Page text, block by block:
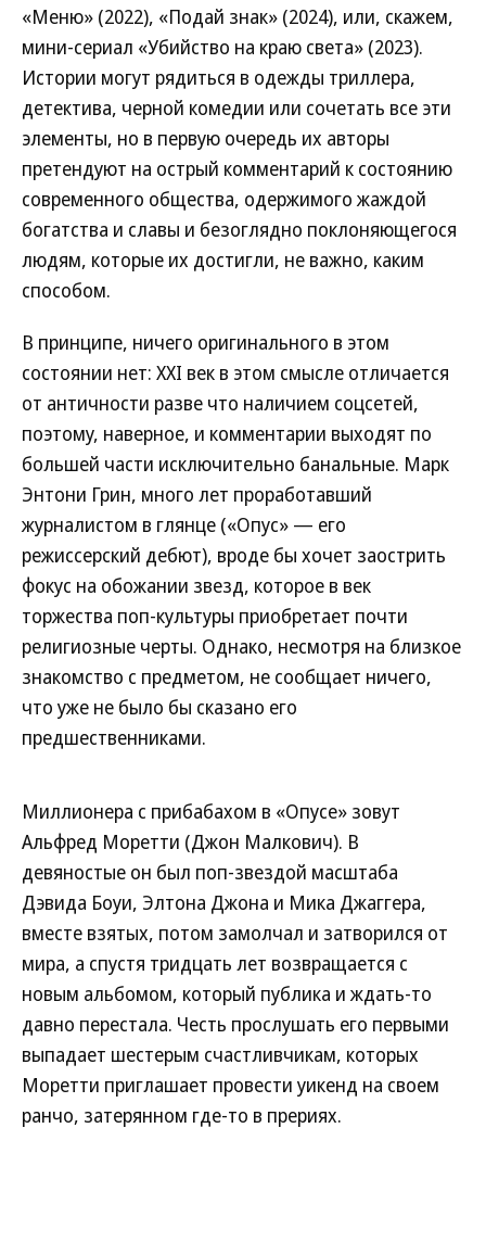
«Меню» (2022), «Подай знак» (2024), или, скажем,
мини-сериал «Убийство на краю света» (2023).
Истории могут рядиться в одежды триллера,
детектива, черной комедии или сочетать все эти
элементы, но в первую очередь их авторы
претендуют на острый комментарий к состоянию
современного общества, одержимого жаждой
богатства и славы и безоглядно поклоняющегося
людям, которые их достигли, не важно, каким
способом.
В принципе, ничего оригинального в этом
состоянии нет: XXI век в этом смысле отличается
от античности разве что наличием соцсетей,
поэтому, наверное, и комментарии выходят по
большей части исключительно банальные. Марк
Энтони Грин, много лет проработавший
журналистом в глянце («Опус» — его
режиссерский дебют), вроде бы хочет заострить
фокус на обожании звезд, которое в век
торжества поп-культуры приобретает почти
религиозные черты. Однако, несмотря на близкое
знакомство с предметом, не сообщает ничего,
что уже не было бы сказано его
предшественниками.
Миллионера с прибабахом в «Опусе» зовут
Альфред Моретти (Джон Малкович). В
девяностые он был поп-звездой масштаба
Дэвида Боуи, Элтона Джона и Мика Джаггера,
вместе взятых, потом замолчал и затворился от
мира, а спустя тридцать лет возвращается с
новым альбомом, который публика и ждать-то
давно перестала. Честь прослушать его первыми
выпадает шестерым счастливчикам, которых
Моретти приглашает провести уикенд на своем
ранчо, затерянном где-то в прериях.